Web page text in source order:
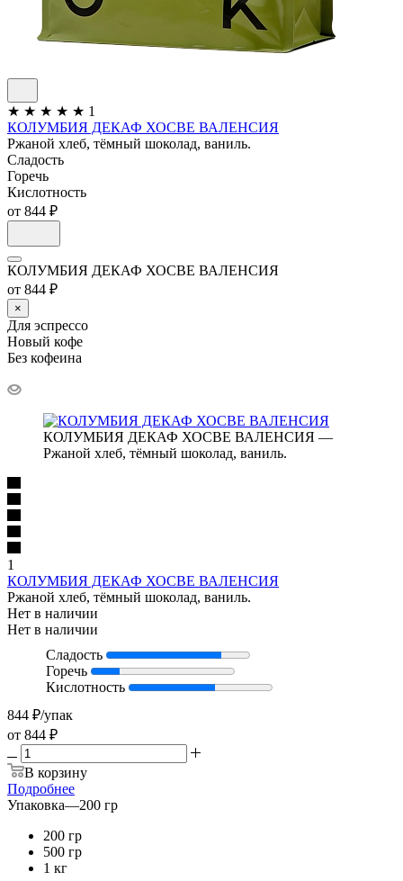
★ ★ ★ ★ ★ 1
КОЛУМБИЯ ДЕКАФ ХОСВЕ ВАЛЕНСИЯ
Ржаной хлеб, тёмный шоколад, ваниль.
Сладость
Горечь
Кислотность
от 844 ₽
КОЛУМБИЯ ДЕКАФ ХОСВЕ ВАЛЕНСИЯ
от 844 ₽
×
Для эспрессо
Новый кофе
Без кофеина
КОЛУМБИЯ ДЕКАФ ХОСВЕ ВАЛЕНСИЯ —
Ржаной хлеб, тёмный шоколад, ваниль.
1
КОЛУМБИЯ ДЕКАФ ХОСВЕ ВАЛЕНСИЯ
Ржаной хлеб, тёмный шоколад, ваниль.
Нет в наличии
Нет в наличии
Сладость
Горечь
Кислотность
844 ₽/упак
от 844 ₽
В корзину
Подробнее
Упаковка—200 гр
200 гр
500 гр
1 кг